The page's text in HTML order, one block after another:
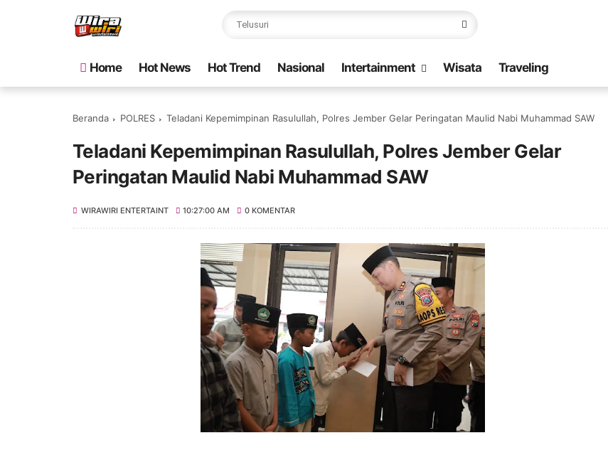
Home Hot News Hot Trend Nasional Intertainment Wisata Traveling
Beranda POLRES Teladani Kepemimpinan Rasulullah, Polres Jember Gelar Peringatan Maulid Nabi Muhammad SAW
Teladani Kepemimpinan Rasulullah, Polres Jember Gelar
Peringatan Maulid Nabi Muhammad SAW
WIRAWIRI ENTERTAINT 10:27:00 AM 0 KOMENTAR